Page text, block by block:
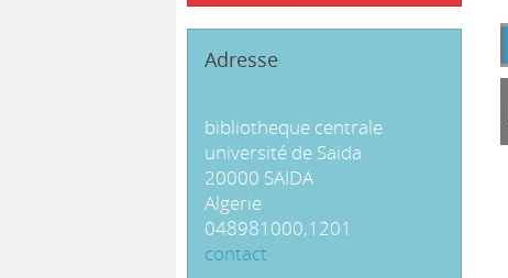
Adresse
bibliotheque centrale
université de Saida
20000 SAIDA
Algerie
048981000,1201
contact